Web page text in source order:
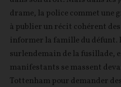
drame, la police commet une
à publier un récit cohérent
informer la famille du défunt.
surlendemain de la fusillade,
manifestants se massent
Tottenham pour demander